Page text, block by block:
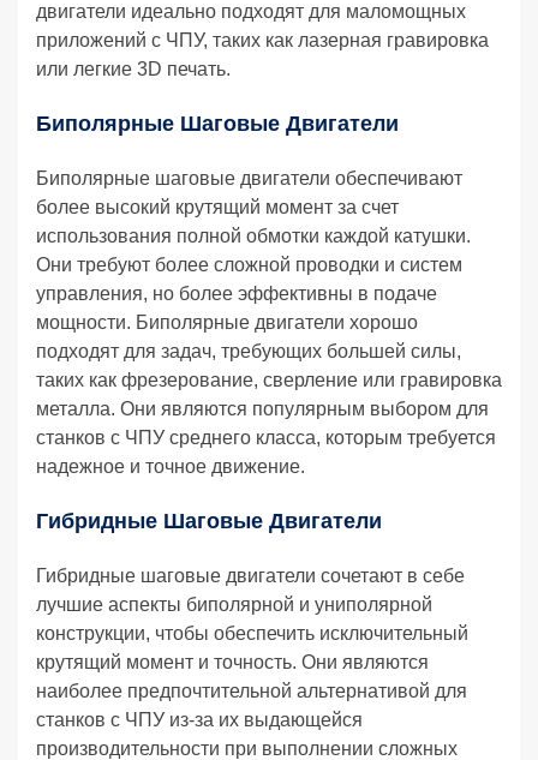
двигатели идеально подходят для маломощных
приложений с ЧПУ, таких как лазерная гравировка
или легкие 3D печать.
Биполярные Шаговые Двигатели
Биполярные шаговые двигатели обеспечивают
более высокий крутящий момент за счет
использования полной обмотки каждой катушки.
Они требуют более сложной проводки и систем
управления, но более эффективны в подаче
мощности. Биполярные двигатели хорошо
подходят для задач, требующих большей силы,
таких как фрезерование, сверление или гравировка
металла. Они являются популярным выбором для
станков с ЧПУ среднего класса, которым требуется
надежное и точное движение.
Гибридные Шаговые Двигатели
Гибридные шаговые двигатели сочетают в себе
лучшие аспекты биполярной и униполярной
конструкции, чтобы обеспечить исключительный
крутящий момент и точность. Они являются
наиболее предпочтительной альтернативой для
станков с ЧПУ из-за их выдающейся
производительности при выполнении сложных